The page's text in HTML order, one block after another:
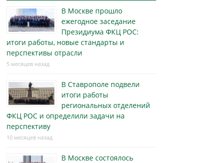
В Москве прошло
ежегодное заседание
Президиума ФКЦ РОС:
итоги работы, новые стандарты и
перспективы отрасли
5 месяцев назад
В Ставрополе подвели
итоги работы
региональных отделений
ФКЦ РОС и определили задачи на
перспективу
10 месяцев назад
В Москве состоялось